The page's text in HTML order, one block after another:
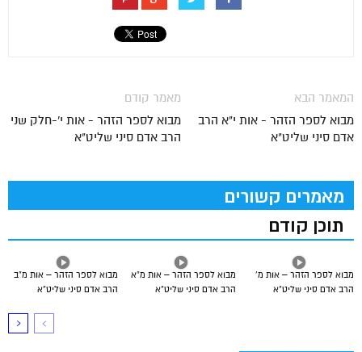
מאמר קודם
מבוא לספר הזהר - אות י'-חלק שני
הרב אדם סיני שליט"א
המאמר הבא
מבוא לספר הזהר - אות י"א הרב
אדם סיני שליט"א
מאמרים קשורים
תוכן קודם
מבוא לספר הזהר – אות מ”ב
הרב אדם סיני שליט”א
מבוא לספר הזהר – אות מ”א
הרב אדם סיני שליט”א
מבוא לספר הזהר – אות מ’
הרב אדם סיני שליט”א